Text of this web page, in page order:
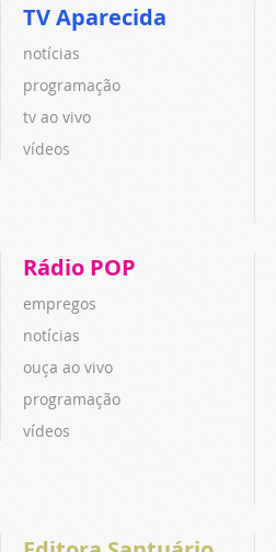
TV Aparecida
notícias
programação
tv ao vivo
vídeos
Rádio POP
empregos
notícias
ouça ao vivo
programação
vídeos